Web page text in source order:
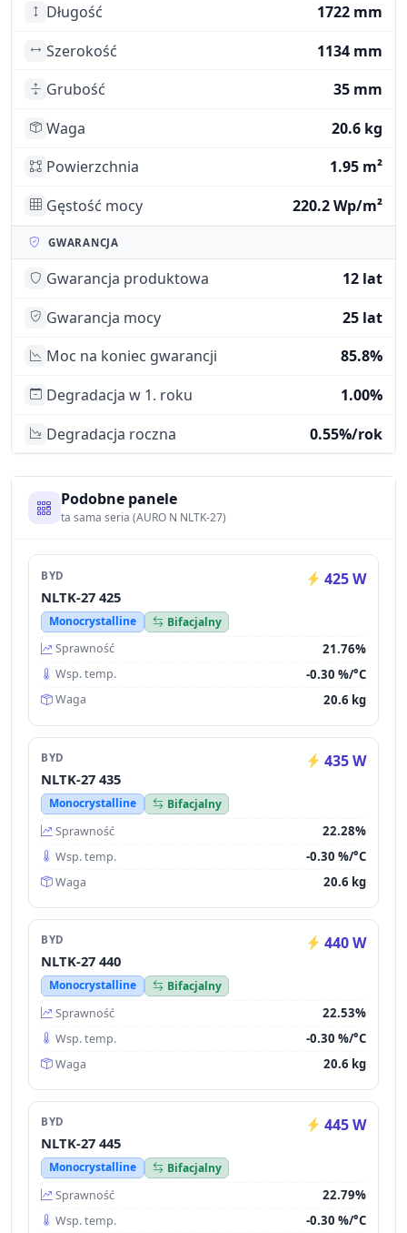
Długość
1722 mm
Szerokość
1134 mm
Grubość
35 mm
Waga
20.6 kg
Powierzchnia
1.95 m²
Gęstość mocy
220.2 Wp/m²
GWARANCJA
Gwarancja produktowa
12 lat
Gwarancja mocy
25 lat
Moc na koniec gwarancji
85.8%
Degradacja w 1. roku
1.00%
Degradacja roczna
0.55%/rok
Podobne panele
ta sama seria (AURO N NLTK-27)
BYD 425 W
NLTK-27 425
Monocrystalline
Bifacjalny
Sprawność
21.76%
Wsp. temp. -0.30 %/°C
Waga 20.6 kg
BYD 435 W
NLTK-27 435
Monocrystalline
Bifacjalny
Sprawność
22.28%
Wsp. temp. -0.30 %/°C
Waga 20.6 kg
BYD 440 W
NLTK-27 440
Monocrystalline
Bifacjalny
Sprawność
22.53%
Wsp. temp. -0.30 %/°C
Waga 20.6 kg
BYD 445 W
NLTK-27 445
Monocrystalline
Bifacjalny
Sprawność
22.79%
Wsp. temp. -0.30 %/°C